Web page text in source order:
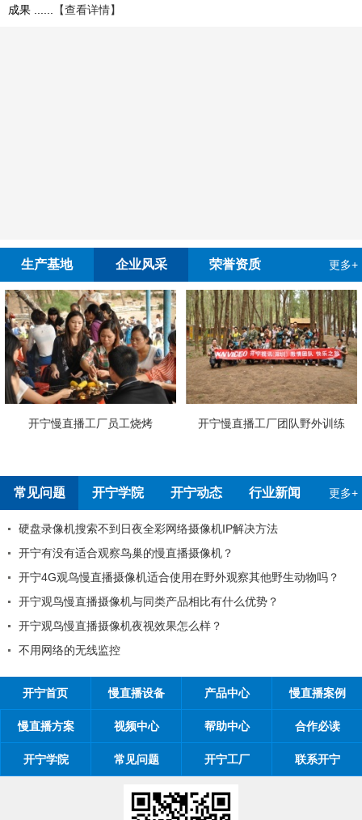
成果 ......
【查看详情】
生产基地 企业风采 荣誉资质 更多+
开宁慢直播工厂员工烧烤
开宁慢直播工厂团队野外训练
常见问题 开宁学院 开宁动态 行业新闻 更多+
盘录像机搜索不到日夜全彩网络摄像机IP解决方法
宁有没有适合观察鸟巢的慢直播摄像机？
宁4G观鸟慢直播摄像机适合使用在野外观察其他野生动物吗？
宁观鸟慢直播摄像机与同类产品相比有什么优势？
宁观鸟慢直播摄像机夜视效果怎么样？
用网络的无线监控
开宁首页 慢直播设备 产品中心 慢直播案例
慢直播方案 视频中心 帮助中心 合作必读
开宁学院 常见问题 开宁工厂 联系开宁